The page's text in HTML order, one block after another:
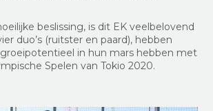
beslissing, is dit EK veelbelovend
duo’s (ruitster en paard), hebben
in hun mars hebben met
Spelen van Tokio 2020.